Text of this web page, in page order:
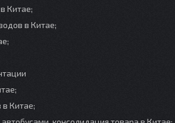
Китае;
в Китае;
в Китае;